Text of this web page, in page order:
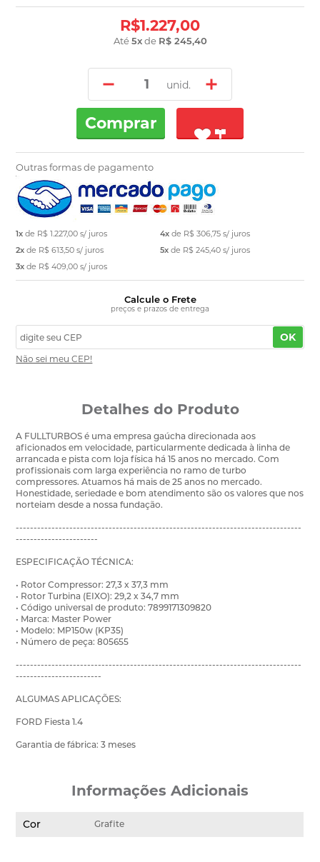
R$1.227,00
Até5xde R$ 245,40
unid.
Comprar
Outras formas de pagamento
1xde R$ 1.227,00s/ juros
2xde R$ 613,50s/ juros
3xde R$ 409,00s/ juros
4x de R$ 306,75 s/ juros
5x de R$ 245,40 s/ juros
Calcule o Frete
preços e prazos de entrega
OK
Não sei meu CEP!
Detalhes do Produto
A FULLTURBOS é uma empresa gaúcha direcionada aos
aficionados em velocidade, particularmente dedicada à linha de
arrancada e pista com loja física há 15 anos no mercado. Com
profissionais com larga experiência no ramo de turbo
compressores. Atuamos há mais de 25 anos no mercado.
Honestidade, seriedade e bom atendimento são os valores que nos
norteiam desde a nossa fundação.
--------------------------------------------------------------------------------
-----------------------
ESPECIFICAÇÃO TÉCNICA:
• Rotor Compressor: 27,3 x 37,3 mm
• Rotor Turbina (EIXO): 29,2 x 34,7 mm
• Código universal de produto: 7899171309820
• Marca: Master Power
• Modelo: MP150w (KP35)
• Número de peça: 805655
--------------------------------------------------------------------------------
------------------------
ALGUMAS APLICAÇÕES:
FORD Fiesta 1.4
Garantia de fábrica: 3 meses
Informações Adicionais
Cor Grafite